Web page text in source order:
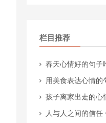
栏目推荐
春天心情好的句子
用美食表达心情的
孩子离家出走的心
人与人之间的信任